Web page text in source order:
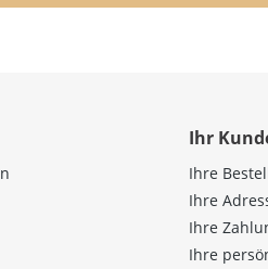
Ihr
Ihre
Ihre
Ihre
Ihre